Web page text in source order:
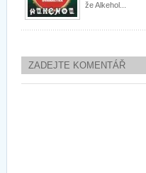
že Alkehol...
ZADEJTE KOMENTÁŘ